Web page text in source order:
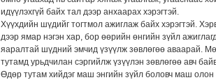
идүүлэхгүй байх тал дээр анхаарах хэрэгтэй.
Хүүхдийн шүдийг тогтмол ажиглаж байх хэрэгтэй.
дээр ямар нэгэн хар, бор өөрийн өнгийн зүйл
яаралтай шүдний эмчид үзүүлж зөвлөгөө аваарай.
тутамд урьдчилан сэргийлж үзүүлэн зөвлөгөө авч
Өдөр тутам хийдэг маш энгийн зүйл боловч маш олон